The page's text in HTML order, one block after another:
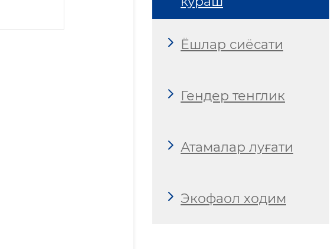
Ёшлар сиёсати
Гендер тенглик
Атамалар луғати
Экофаол ходим